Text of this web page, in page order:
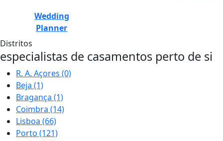
Wedding
Planner
Distritos
especialistas de casamentos perto de si
R. A. Açores (0)
Beja (1)
Bragança (1)
Coimbra (14)
Lisboa (66)
Porto (121)